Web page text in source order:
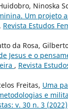
Ninoska
Um projeto
, Revista Estudos
da Rosa,
Jesus e o
, Revista
Freitas, Uma
e
v. 30 n. 3 (2022)